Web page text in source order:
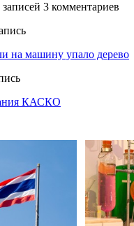
записей 3 комментариев
на машину упало дерево
КАСКО